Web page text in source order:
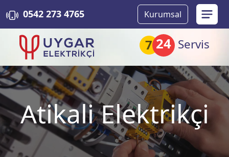
7 24 Servis
0542 273 4765 Kurumsal
Atikali Elektrikçi